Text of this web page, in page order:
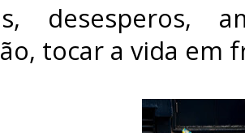
desesperos,
tocar a vida em